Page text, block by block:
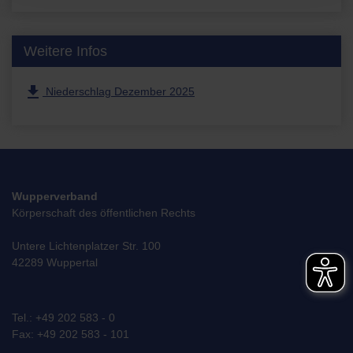
Weitere Infos
file_download Niederschlag Dezember 2025
Wupperverband
Körperschaft des öffentlichen Rechts
Untere Lichtenplatzer Str. 100
42289 Wuppertal
Tel.: +49 202 583 - 0
Fax: +49 202 583 - 101